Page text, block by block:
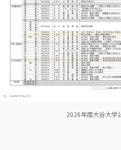
2026年度大谷大学